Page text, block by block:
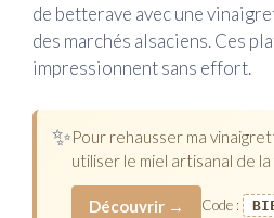
de betterave avec une
des marchés alsaciens. Ces
impressionnent sans effort.
✨Pour rehausser ma
utiliser le miel artisanal de la
Découvrir → Code :